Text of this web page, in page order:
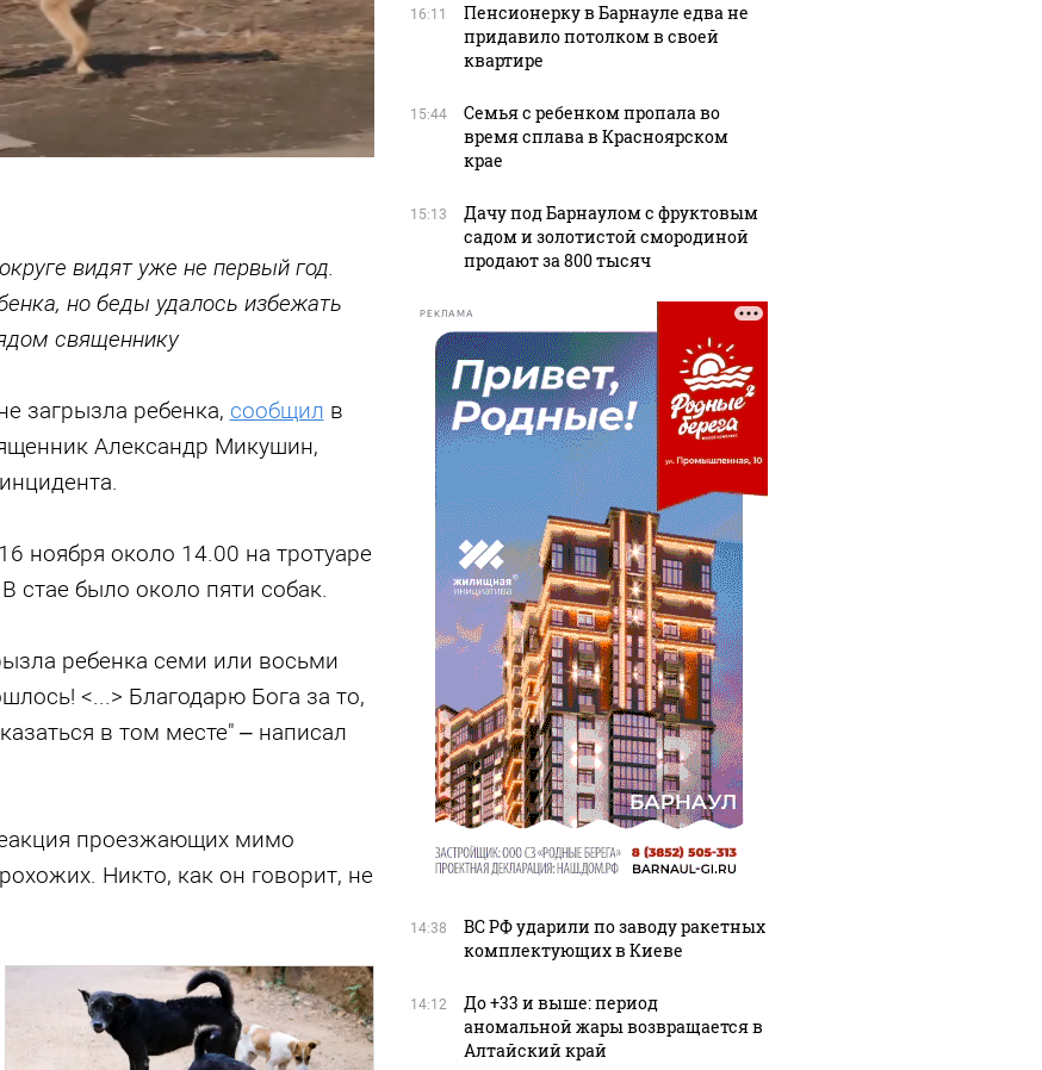
видят уже не первый год.
но беды удалось избежать
священнику
загрызла ребенка, сообщил в
Александр Микушин,
ноября около 14.00 на тротуаре
стае было около пяти собак.
ребенка семи или восьми
<...> Благодарю Бога за то,
в том месте" – написал
проезжающих мимо
Никто, как он говорит, не
16:11
Пенсионерку в Барнауле едва не
придавило потолком в своей
квартире
15:44
Семья с ребенком пропала во
время сплава в Красноярском
крае
15:13
Дачу под Барнаулом с фруктовым
садом и золотистой смородиной
продают за 800 тысяч
РЕКЛАМА
14:38
ВС РФ ударили по заводу ракетных
комплектующих в Киеве
14:12
До +33 и выше: период
аномальной жары возвращается в
Алтайский край